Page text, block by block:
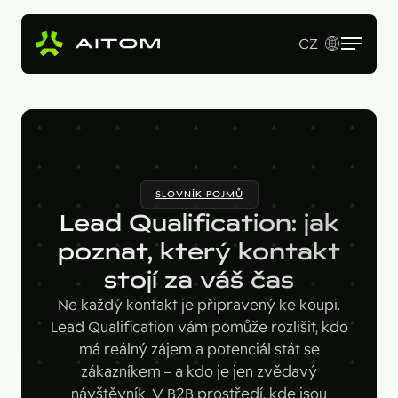
Vstupní studie
Tvorba webu a online aplikací
B2B marketing
AI Copy & SEO Booster
Soutěžní portál
Kariérní web
Pro koho
B2B firmy
Velké značky
Startupy
Technologie
Hotjar
Ahrefs
Google Looker Studio
Naše práce
O nás
Blog
EN
CZ
SLOVNÍK POJMŮ
Lead Qualification: jak
poznat, který kontakt
stojí za váš čas
Ne každý kontakt je připravený ke koupi.
Lead Qualification vám pomůže rozlišit, kdo
má reálný zájem a potenciál stát se
zákazníkem – a kdo je jen zvědavý
návštěvník. V B2B prostředí, kde jsou